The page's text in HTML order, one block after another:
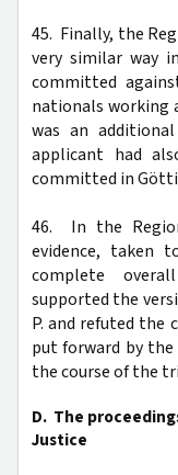
45. Finally, the
very similar way
committed
nationals working
was an
applicant had
committed in
46. In the
evidence, taken
complete
supported the
P. and refuted the
put forward by the
the course of the
D. The
Justice